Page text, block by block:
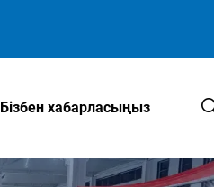
Бізбен хабарласыңыз